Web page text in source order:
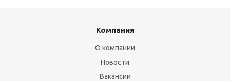
Компания
О компании
Новости
Вакансии